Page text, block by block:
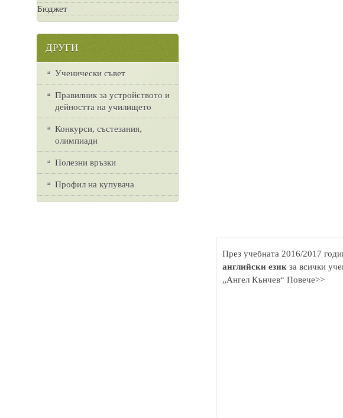
Бюджет
ДРУГИ
Ученически съвет
Правилник за устройството и
дейността на училището
Конкурси, състезания,
олимпиади
Полезни връзки
Профил на купувача
През учебната 2016/2017
английски език за всички
„Ангел Кънчев“ Повече>>